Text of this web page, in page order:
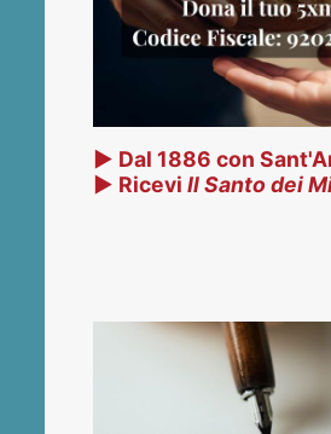
▶ Dal 1886 con
▶ RiceviIl Santo dei